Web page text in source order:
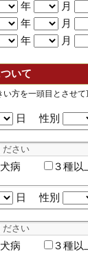
年 月
年 月
年 月
いて
方を一頭目とさせて
日 性別
犬病 ３種以
日 性別
犬病 ３種以